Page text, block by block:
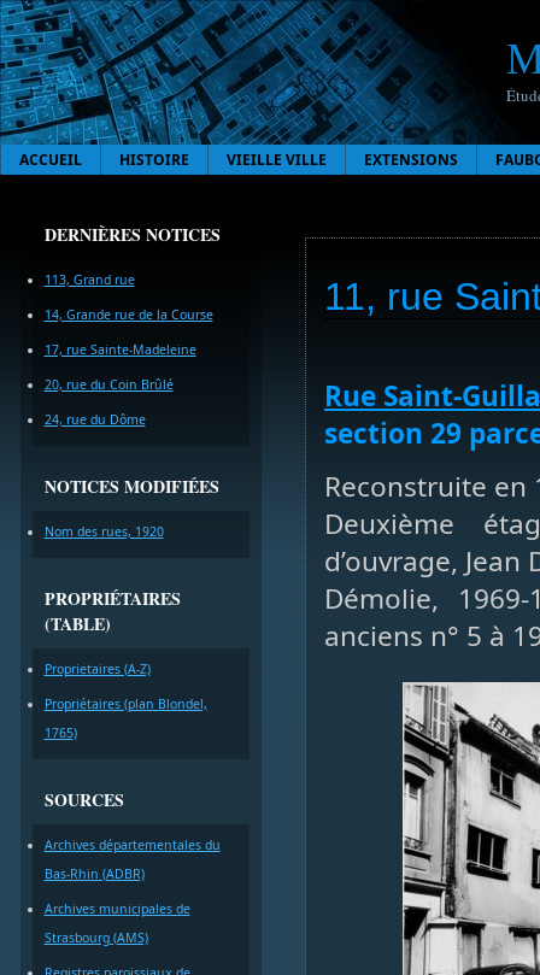
ACCUEIL HISTOIRE VIEILLE VILLE EXTENSIONS
DERNIÈRES NOTICES
113, Grand rue
14, Grande rue de la Course
17, rue Sainte-Madeleine
20, rue du Coin Brûlé
24, rue du Dôme
NOTICES MODIFIÉES
Nom des rues, 1920
PROPRIÉTAIRES
(TABLE)
Proprietaires (A-Z)
Propriétaires (plan Blondel,
1765)
SOURCES
Archives départementales du
Bas-Rhin (ADBR)
Archives municipales de
Strasbourg (AMS)
11, rue
Rue Saint-
section 29
Reconstruite en
Deuxième
d’ouvrage,
Démolie,
anciens n° 5 à